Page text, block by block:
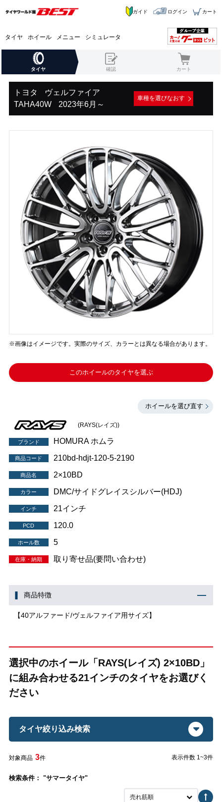
タイヤ ホイール メニュー シミュレータ
ガイド ログイン カート
タイヤ 確認 カート
トヨタ
ヴェルファイア
TAHA40W
2023年6月～
車種を選びなおす
※画像はイメージです。実際のサイズ、カラーとは異なる場合があります。
このホイールのタイヤを選ぶ
ホイールを選び直す
(RAYS(レイズ))
ブランド HOMURA ホムラ
商品コード 210bd-hdjt-120-5-2190
商品名 2×10BD
カラー DMC/サイドグレイスシルバー(HDJ)
インチ 21インチ
PCD 120.0
ホール数 5
在庫・納期 取り寄せ品(要問い合わせ)
商品特徴
【40アルファード/ヴェルファイア用サイズ】
選択中のホイール「RAYS(レイズ) 2×10BD」
に組み合わせる21インチのタイヤをお選びく
ださい
タイヤ絞り込み検索
対象商品 3件 表示件数 1~3件
検索条件： "サマータイヤ"
売れ筋順